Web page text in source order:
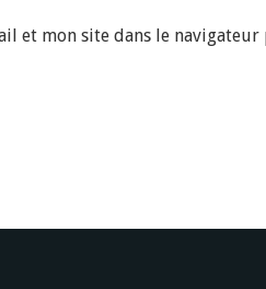
et mon site dans le